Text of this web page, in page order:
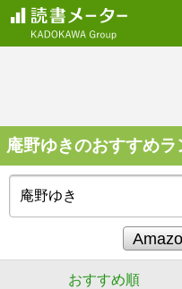
庵野ゆきのおすすめラ
おすすめ順